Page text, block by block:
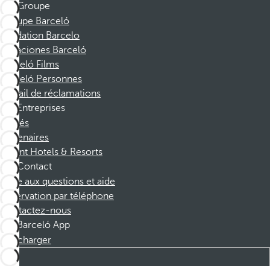
Groupe
Groupe Barceló
Fondation Barcelo
Vacaciones Barceló
Barceló Films
Barceló Personnes
Portail de réclamations
Entreprises
Affiliés
Partenaires
Dorint Hotels & Resorts
Contact
Foire aux questions et aide
Réservation par téléphone
Contactez-nous
Barceló App
Télécharger